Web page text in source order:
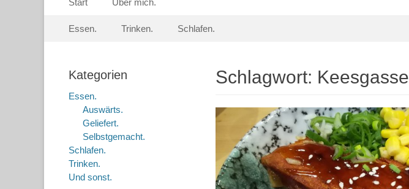
zum
Start Über mich.
Sekundär-Menü
zum
Essen. Trinken. Schlafen.
Schlagwort: Keesgasse
Kategorien
Essen.
Auswärts.
Geliefert.
Selbstgemacht.
Schlafen.
Trinken.
Und sonst.